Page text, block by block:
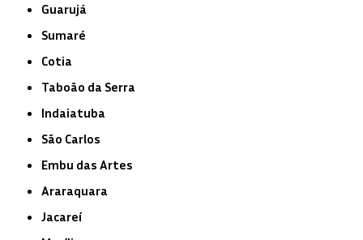
Guarujá
Sumaré
Cotia
Taboão da Serra
Indaiatuba
São Carlos
Embu das Artes
Araraquara
Jacareí